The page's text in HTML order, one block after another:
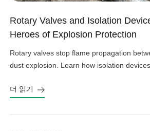
Rotary Valves and Isolation
Heroes of Explosion Protection
Rotary valves stop flame propagation
dust explosion. Learn how isolation
더 읽기